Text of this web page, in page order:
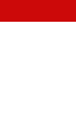
direct